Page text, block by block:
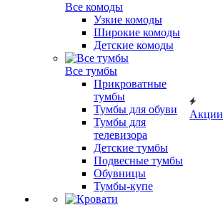
Все комоды
Узкие комоды
Широкие комоды
Детские комоды
Все тумбы
Прикроватные
тумбы
Тумбы для обуви
Тумбы для
телевизора
Детские тумбы
Подвесные тумбы
Обувницы
Тумбы-купе
Акции